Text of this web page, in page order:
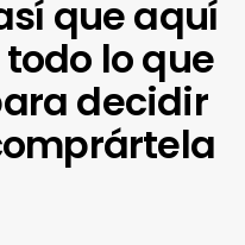
que aquí
lo que
decidir